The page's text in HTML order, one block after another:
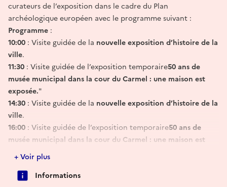
curateurs de l’exposition dans le cadre du Plan
archéologique européen avec le programme suivant :
Programme :
10:00 : Visite guidée de la nouvelle exposition d’histoire de la
ville.
11:30 : Visite guidée de l’exposition temporaire50 ans de
musée municipal dans la cour du Carmel : une maison est
exposée."
14:30 : Visite guidée de la nouvelle exposition d’histoire de la
ville.
16:00 : Visite guidée de l’exposition temporaire50 ans de
musée municipal dans la cour du Carmel : une maison est
exposée.
Réserver
+ Voir plus
Informations